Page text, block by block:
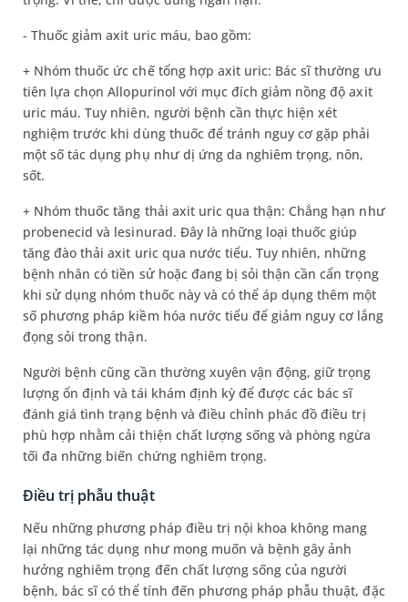
- Thuốc giảm axit uric máu, bao gồm:
+ Nhóm thuốc ức chế tổng hợp axit uric: Bác sĩ thường ưu
tiên lựa chọn Allopurinol với mục đích giảm nồng độ axit
uric máu. Tuy nhiên, người bệnh cần thực hiện xét
nghiệm trước khi dùng thuốc để tránh nguy cơ gặp phải
một số tác dụng phụ như dị ứng da nghiêm trọng, nôn,
sốt.
+ Nhóm thuốc tăng thải axit uric qua thận: Chẳng hạn như
probenecid và lesinurad. Đây là những loại thuốc giúp
tăng đào thải axit uric qua nước tiểu. Tuy nhiên, những
bệnh nhân có tiền sử hoặc đang bị sỏi thận cần cẩn trọng
khi sử dụng nhóm thuốc này và có thể áp dụng thêm một
số phương pháp kiềm hóa nước tiểu để giảm nguy cơ lắng
đọng sỏi trong thận.
Người bệnh cũng cần thường xuyên vận động, giữ trọng
lượng ổn định và tái khám định kỳ để được các bác sĩ
đánh giá tình trạng bệnh và điều chỉnh phác đồ điều trị
phù hợp nhằm cải thiện chất lượng sống và phòng ngừa
tối đa những biến chứng nghiêm trọng.
Điều trị phẫu thuật
Nếu những phương pháp điều trị nội khoa không mang
lại những tác dụng như mong muốn và bệnh gây ảnh
hưởng nghiêm trọng đến chất lượng sống của người
bệnh, bác sĩ có thể tính đến phương pháp phẫu thuật, đặc